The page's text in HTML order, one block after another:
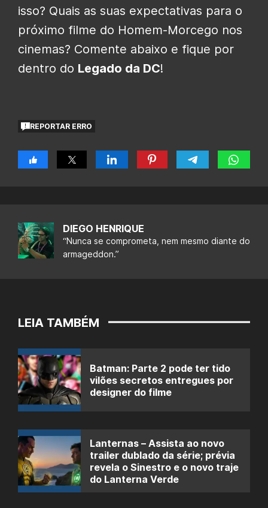
isso? Quais as suas expectativas para o
próximo filme do Homem-Morcego nos
cinemas? Comente abaixo e fique por
dentro do Legado da DC!
REPORTAR ERRO
DIEGO HENRIQUE
“Nunca se comprometa, nem mesmo diante do
armageddon.”
LEIA TAMBÉM
Batman: Parte 2 pode ter tido
vilões secretos entregues por
designer do filme
Lanternas – Assista ao novo
trailer dublado da série; prévia
revela o Sinestro e o novo traje
do Lanterna Verde